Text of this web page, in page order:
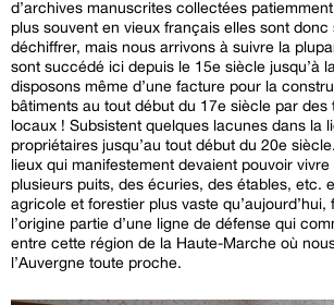
d’archives manuscrites collectées
plus souvent en vieux français elles sont
déchiffrer, mais nous arrivons à suivre la
sont succédé ici depuis le 15e siècle jusqu’à
disposons même d’une facture pour la
bâtiments au tout début du 17e siècle par des
locaux ! Subsistent quelques lacunes dans la
propriétaires jusqu’au tout début du 20e
lieux qui manifestement devaient pouvoir
plusieurs puits, des écuries, des étables, etc.
agricole et forestier plus vaste qu’aujourd’hui,
l’origine partie d’une ligne de défense qui
entre cette région de la Haute-Marche où
l’Auvergne toute proche.